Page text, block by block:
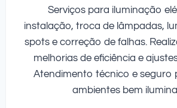
Serviços para iluminação
instalação, troca de lâmpadas,
spots e correção de falhas.
melhorias de eficiência e
Atendimento técnico e seguro
ambientes bem